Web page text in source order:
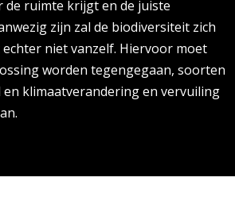
de ruimte krijgt en de juiste
zijn zal de biodiversiteit zich
niet vanzelf. Hiervoor moet
worden tegengegaan, soorten
klimaatverandering en vervuiling